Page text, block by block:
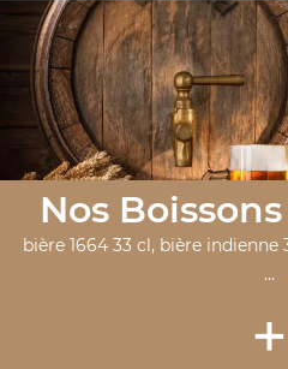
Nos
bière 1664 33 cl, bière
...
+